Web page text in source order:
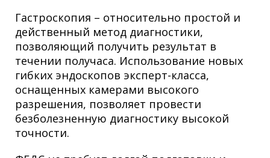
Гастроскопия – относительно простой и
действенный метод диагностики,
позволяющий получить результат в
течении получаса. Использование новых
гибких эндоскопов эксперт-класса,
оснащенных камерами высокого
разрешения, позволяет провести
безболезненную диагностику высокой
точности.